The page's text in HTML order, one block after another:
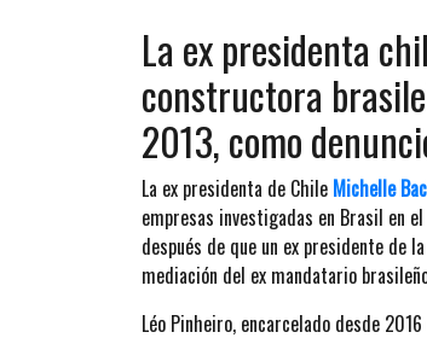
La ex presidenta
constructora
2013, como
La ex presidenta de Chile Michelle
empresas investigadas en Brasil en
después de que un ex presidente de
mediación del ex mandatario
Léo Pinheiro, encarcelado desde